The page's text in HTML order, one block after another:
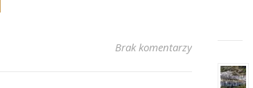
Brak komentarzy